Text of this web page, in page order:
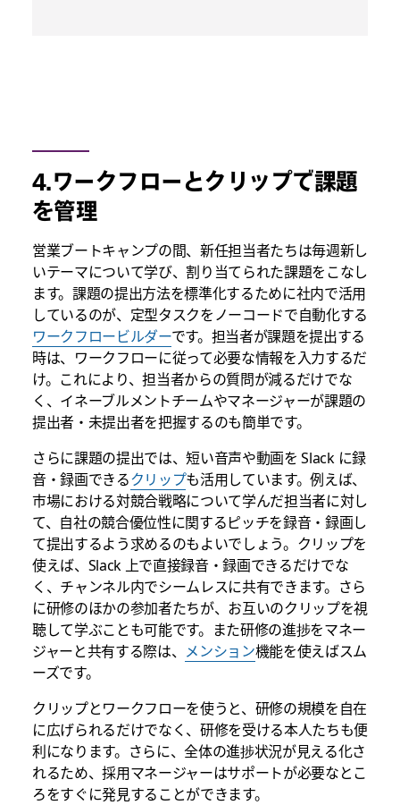
4.ワークフローとクリップで課題
を管理
営業ブートキャンプの間、新任担当者たちは毎週新し
いテーマについて学び、割り当てられた課題をこなし
ます。課題の提出方法を標準化するために社内で活用
しているのが、定型タスクをノーコードで自動化する
ワークフロービルダーです。担当者が課題を提出する
時は、ワークフローに従って必要な情報を入力するだ
け。これにより、担当者からの質問が減るだけでな
く、イネーブルメントチームやマネージャーが課題の
提出者・未提出者を把握するのも簡単です。
さらに課題の提出では、短い音声や動画を Slack に録
音・録画できるクリップも活用しています。例えば、
市場における対競合戦略について学んだ担当者に対し
て、自社の競合優位性に関するピッチを録音・録画し
て提出するよう求めるのもよいでしょう。クリップを
使えば、Slack 上で直接録音・録画できるだけでな
く、チャンネル内でシームレスに共有できます。さら
に研修のほかの参加者たちが、お互いのクリップを視
聴して学ぶことも可能です。また研修の進捗をマネー
ジャーと共有する際は、 メンション機能を使えばスム
ーズです。
クリップとワークフローを使うと、研修の規模を自在
に広げられるだけでなく、研修を受ける本人たちも便
利になります。さらに、全体の進捗状況が見える化さ
れるため、採用マネージャーはサポートが必要なとこ
ろをすぐに発見することができます。